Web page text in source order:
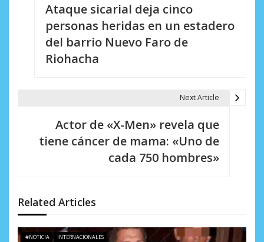
d
e
Ataque sicarial deja cinco
personas heridas en un estadero
del barrio Nuevo Faro de
Riohacha
Next Article
Actor de «X-Men» revela que
tiene cáncer de mama: «Uno de
cada 750 hombres»
Related Articles
#NOTICIA INTERNACIONALES